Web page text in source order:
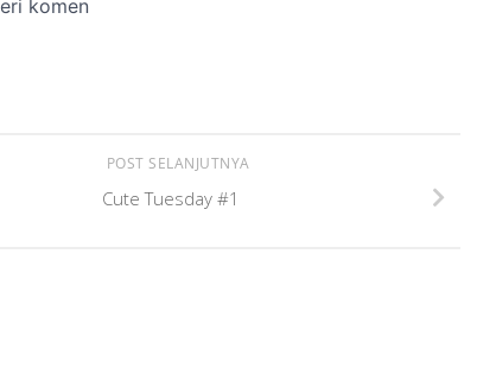
POST SELANJUTNYA
Cute Tuesday #1